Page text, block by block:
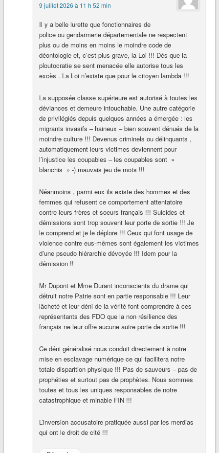
9 juillet 2026 à 11 h 52 min
Il y a belle lurette que fonctionnaires de
police ou gendarmerie départementale ne respectent
plus ou de moins en moins le moindre code de
déontologie et, c’est plus grave, la Loi !!! Dés que la
ploutocratie se sent menacée elle autorise tous les
excès . La Loi n’existe que pour le citoyen lambda !!!
La supposée classe supérieure est autorisé à toutes les
déviances et demeure intouchable. Une autre catégorie
de privilégiés depuis quelques années a émergée : les
migrants invasifs – haineux – bien souvent dénués de la
moindre culture !!! Devenus criminels ou délinquants ,
automatiquement leurs victimes deviennent pour
l’injustice les coupables – les coupables sont »
blanchis » -) mauvais jeu de mots !!!
Néanmoins , parmi eux ils existe des hommes et des
femmes qui refusent ce comportement attentatoire
contre leurs frères et soeurs français !!! Suicides et
démissions sont trop souvent leur porte de sortie !!! Je
le comprend et je le déplore !!! Ceux qui font usage de
violence contre eus-mêmes sont également les victimes
d’une pseudo hiérarchie dévoyée !!! Idem pour la
démission !!
Mr Dupont et Mme Durant inconscients du drame qui
détruit notre Patrie sont en partie responsable !!! Leur
lâcheté et leur déni de la vérité font comprendre à ces
représentants des FDO que la non résilience des
français ne leur offre aucune autre porte de sortie !!!
Ce déni généralisé nous conduit directement à notre
mise en esclavage numérique ce qui facilitera notre
totale disparition physique !!! Pas de sauveurs – pas de
prophéties et surtout pas de prophètes. Nous sommes
toutes et tous les uniques responsables de notre
catastrophique et minable FIN !!!
L’inversion accusatoire pratiquée aussi par les merdias
qui ont le droit de cité !!!